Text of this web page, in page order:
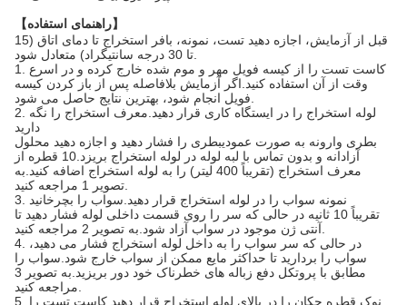
【راهنمای استفاده】
قبل از آزمایش، اجازه دهید تست، نمونه، بافر استخراج تا دمای اتاق (15
1. کاست تست را از کیسه فویل مهر و موم شده خارج کرده و در اسرع
وقت از آن استفاده کنید.اگر آزمایش بلافاصله پس از باز کردن کیسه
2. لوله استخراج را در ایستگاه کاری قرار دهید.معرف استخراج را نگه
دارید
بطری وارونه به صورت عمودیبطری را فشار دهید و اجازه دهید محلول
آزادانه و بدون تماس با لبه لوله در لوله استخراج بریزد.10 قطره از
معرف استخراج (تقریباً 400 لیتر) را به لوله استخراج اضافه کنید.به
3. نمونه سواب را در لوله استخراج قرار دهید.سواب را بچرخانید
تقریباً 10 ثانیه در حالی که سر را روی قسمت داخلی لوله فشار دهید تا
4. در حالی که سر سواب را به داخل لوله استخراج فشار می دهید،
سواب را بردارید تا حداکثر مایع ممکن از سواب خارج شود.سواب را
مطابق با پروتکل دفع زباله های خطرناک خود دور بریزید.به تصویر 3
5. نوک قطره چکان را در بالای لوله استخراج قرار دهید.کاست تست را